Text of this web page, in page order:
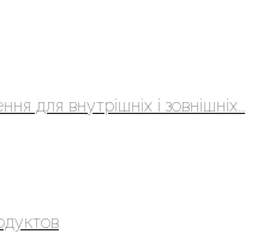
для внутрішніх і зовнішніх...